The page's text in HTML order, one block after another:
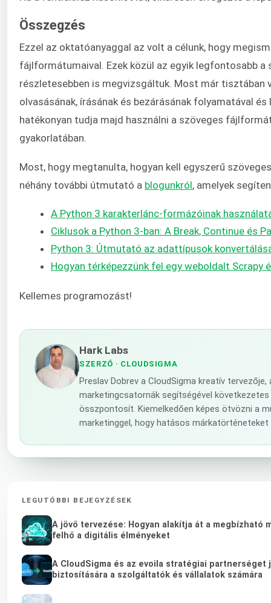
Összegzés
Ezzel az oktatóanyaggal az volt a célunk, hogy
fájlformátumaival. Ezek közül az egyik legfontosabb
részletesebben is megvizsgáltuk. Most már tisztában
olvasásának, írásának és bezárásának folyamatával
hatékonyan tudja majd használni a szöveges
gyakorlatában.
Most, hogy megtanulta, hogyan kell egyszerű
néhány további útmutató a blogunkról, amelyek
A Python 3 karakterlánc-formázóinak
Ciklusok a Python 3-ban: A Break, Continue és
Python 3: Útmutató az adattípusok
Hogyan térképezzünk fel egy weboldalt Scrapy
Kellemes programozást!
Hark Labs
SZERZŐ · CLOUDSIGMA
Preslav Dobrev a CloudSigma kreatív
marketingcsatornák segítségével
összpontosít. Kiemelkedően képes ötvözni a
marketinggel, hogy hatásos
LEGUTÓBBI BEJEGYZÉSEK
A jövő tervezése: Hogyan alakítja át a
felhő a digitális élményeket
A CloudSigma és az evoila stratégiai
biztosítására a szolgáltatók és vállalatok számára